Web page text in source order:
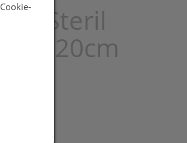
Steril
20cm